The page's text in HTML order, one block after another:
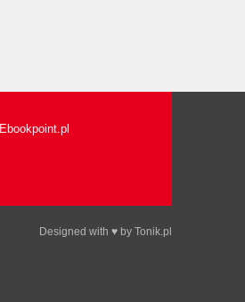
Ebookpoint.pl
Designed with ♥ by Tonik.pl